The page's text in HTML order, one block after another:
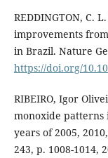
REDDINGTON, C.
improvements
in Brazil. Nature
https://doi.org/
RIBEIRO, Igor
monoxide
years of 2005,
243, p. 1008-1014,